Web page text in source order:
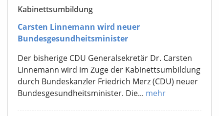
Kabinettsumbildung
Carsten Linnemann wird neuer
Bundesgesundheitsminister
Der bisherige CDU Generalsekretär Dr. Carsten
Linnemann wird im Zuge der Kabinettsumbildung
durch Bundeskanzler Friedrich Merz (CDU) neuer
Bundesgesundheitsminister. Die... mehr